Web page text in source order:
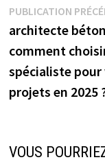
Navigation
de
l’article
PUBLICATION
architecte
comment
spécialiste pour
projets en 2025
VOUS